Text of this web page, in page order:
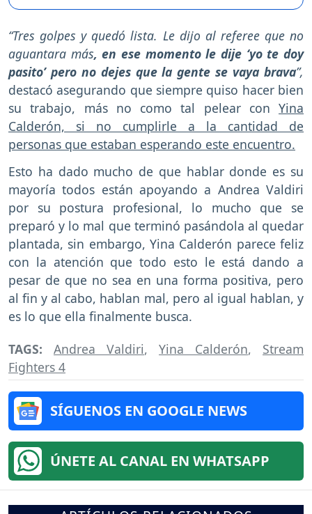
“Tres golpes y quedó lista. Le dijo al referee que no
aguantara más, en ese momento le dije ‘yo te doy
pasito’ pero no dejes que la gente se vaya brava”,
destacó asegurando que siempre quiso hacer bien
su trabajo, más no como tal pelear con Yina
Calderón, si no cumplirle a la cantidad de
personas que estaban esperando este encuentro.
Esto ha dado mucho de que hablar donde es su
mayoría todos están apoyando a Andrea Valdiri
por su postura profesional, lo mucho que se
preparó y lo mal que terminó pasándola al quedar
plantada, sin embargo, Yina Calderón parece feliz
con la atención que todo esto le está dando a
pesar de que no sea en una forma positiva, pero
al fin y al cabo, hablan mal, pero al igual hablan, y
es lo que ella finalmente busca.
TAGS: Andrea Valdiri, Yina Calderón, Stream
Fighters 4
SÍGUENOS EN GOOGLE NEWS
ÚNETE AL CANAL EN WHATSAPP